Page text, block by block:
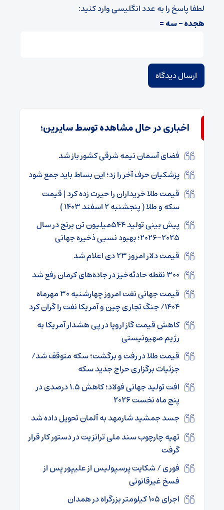
لطفا پاسخ را به عدد انگلیسی وارد کنید:
هجده − سه =
اخباری در حال مشاهده توسط سایرین؛
فضای آسمان نیمه شرقی کشور باز شد
پزشکیان حرف آخر را زد؛ این بساط باید جمع شود
قیمت طلا خریداران را حیرت زده کرد | قیمت
سکه و طلا ( پنجشنبه ۲ اسفند ۱۴۰۳ )
پیش بینی تولید ۵۴۴میلیون تن برنج در سال
۲۰۲۵-۲۰۲۶؛ بهبود نسبی ذخیره جهانی
قیمت دلار امروز ۲۳ دی اعلام شد
۳۰۰ نقطه حادثه‌خیز در جاده‌های کرمان رفع شد
قیمت جهانی نفت امروز چهارشنبه ۳۰ مهرماه
۱۴۰۴/ جنگ تجاری چین و آمریکا نفت را گران کرد
کاهش قیمت گاز اروپا در پی هشدار آمریکا به
رژیم صهیونیستی
قیمت طلا در رفت و برگشت؛ سکه متوقف شد/
جزئیات برگزاری حراج جدید سکه
افت تولید جهانی فولاد؛ کاهش ۱.۵ درصدی در
پنج ماه نخست ۲۰۲۶
جسد جمشید شارمهد به آلمان تحویل داده شد
تهیه چارچوب سند ملی ترانزیت در دستور کار قرار
گرفت
فوری / شکایت پرسپولیس از علیپور پس از
فسخ غیرقانونی
اجرای ۱۰۵ کیلومتر بزرگراه در همدان